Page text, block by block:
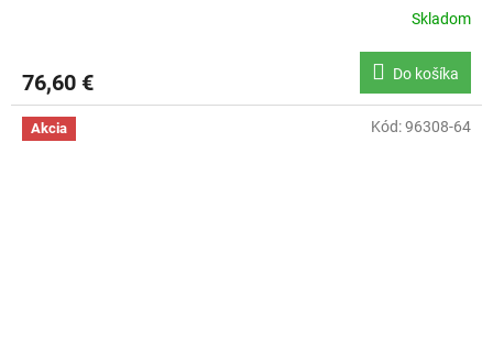
Skladom
76,60 € Do košíka
Akcia Kód:96308-64